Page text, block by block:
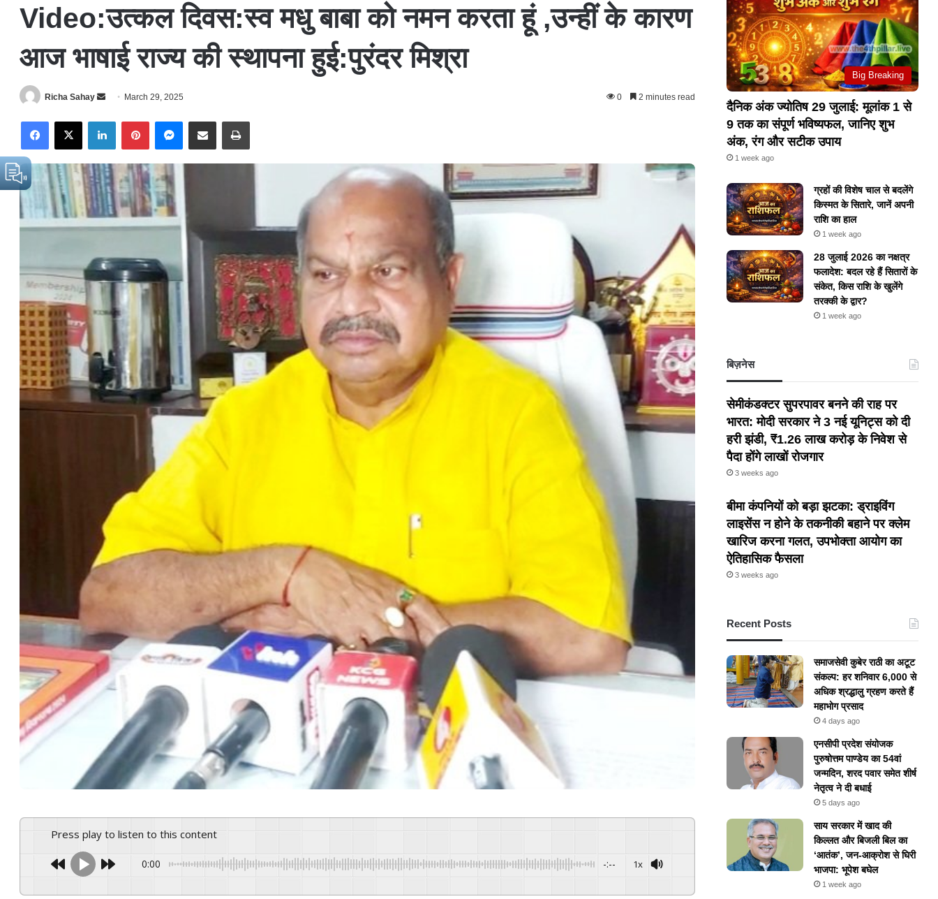
Video:उत्कल दिवस:स्व मधु बाबा को नमन करता हूं ,उन्हीं के कारण
आज भाषाई राज्य की स्थापना हुई:पुरंदर मिश्रा
Richa Sahay
d
a
n
e
m
a
l
March 29, 2025 0 2 minutes read
X
Press play to listen to this content
0:00 -:-- 1x
Big Breaking
दैनिक अंक ज्योतिष 29 जुलाई: मूलांक 1 से
9 तक का संपूर्ण भविष्यफल, जानिए शुभ
अंक, रंग और सटीक उपाय
1 week ago
ग्रहों की विशेष चाल से बदलेंगे
किस्मत के सितारे, जानें अपनी
राशि का हाल
1 week ago
28 जुलाई 2026 का नक्षत्र
फलादेश: बदल रहे हैं सितारों के
संकेत, किस राशि के खुलेंगे
तरक्की के द्वार?
1 week ago
बिज़नेस
सेमीकंडक्टर सुपरपावर बनने की राह पर
भारत: मोदी सरकार ने 3 नई यूनिट्स को दी
हरी झंडी, ₹1.26 लाख करोड़ के निवेश से
पैदा होंगे लाखों रोजगार
3 weeks ago
बीमा कंपनियों को बड़ा झटका: ड्राइविंग
लाइसेंस न होने के तकनीकी बहाने पर क्लेम
खारिज करना गलत, उपभोक्ता आयोग का
ऐतिहासिक फैसला
3 weeks ago
Recent Posts
समाजसेवी कुबेर राठी का अटूट
संकल्प: हर शनिवार 6,000 से
अधिक श्रद्धालु ग्रहण करते हैं
महाभोग प्रसाद
4 days ago
एनसीपी प्रदेश संयोजक
पुरुषोत्तम पाण्डेय का 54वां
जन्मदिन, शरद पवार समेत शीर्ष
नेतृत्व ने दी बधाई
5 days ago
​साय सरकार में खाद की
किल्लत और बिजली बिल का
‘आतंक’, जन-आक्रोश से घिरी
भाजपा: भूपेश बघेल
1 week ago